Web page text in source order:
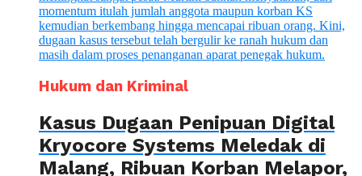
Hukum dan Kriminal
Kasus Dugaan Penipuan Digital
Kryocore Systems Meledak di
Malang, Ribuan Korban Melapor,